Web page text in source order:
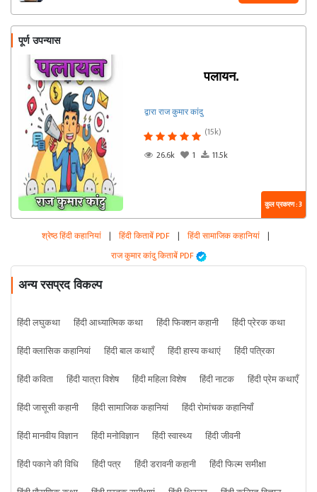
पूर्ण उपन्यास
पलायन.
द्वारा राज कुमार कांदु
(15k)
26.6k
1 11.5k
कुल प्रकरण : 3
श्रेष्ठ हिंदी कहानियां | हिंदी किताबें PDF | हिंदी सामाजिक कहानियां |
राज कुमार कांदु किताबें PDF
अन्य रसप्रद विकल्प
हिंदी लघुकथा हिंदी आध्यात्मिक कथा हिंदी फिक्शन कहानी
हिंदी प्रेरक कथा
हिंदी क्लासिक कहानियां
हिंदी बाल कथाएँ हिंदी हास्य कथाएं
हिंदी पत्रिका
हिंदी कविता
हिंदी यात्रा विशेष हिंदी महिला विशेष हिंदी नाटक
हिंदी प्रेम कथाएँ
हिंदी जासूसी कहानी
हिंदी सामाजिक कहानियां
हिंदी रोमांचक कहानियाँ
हिंदी मानवीय विज्ञान
हिंदी मनोविज्ञान हिंदी स्वास्थ्य
हिंदी जीवनी
हिंदी पकाने की विधि
हिंदी पत्र हिंदी डरावनी कहानी
हिंदी फिल्म समीक्षा